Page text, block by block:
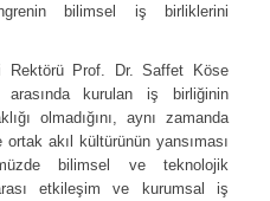
bilimsel iş birliklerini
Rektörü Prof. Dr. Saffet Köse
arasında kurulan iş birliğinin
olmadığını, aynı zamanda
akıl kültürünün yansıması
bilimsel ve teknolojik
etkileşim ve kurumsal iş